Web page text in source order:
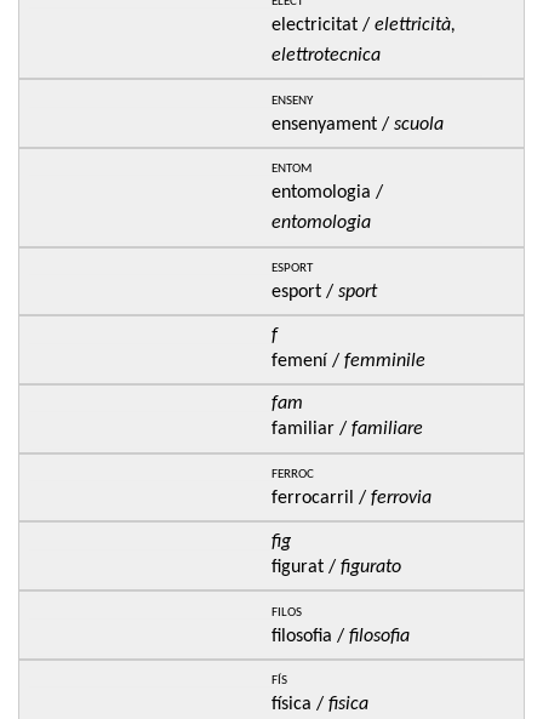
electricitat / elettricità,
elettrotecnica
enseny
ensenyament / scuola
entom
entomologia /
entomologia
esport
esport / sport
f
femení / femminile
fam
familiar / familiare
ferroc
ferrocarril / ferrovia
fig
figurat / figurato
filos
filosofia / filosofia
fís
física / fisica